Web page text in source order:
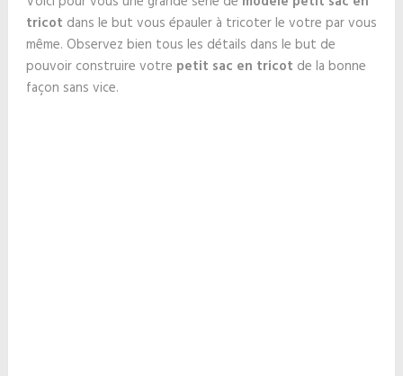
tricot dans le but vous épauler à tricoter le votre par vous
même. Observez bien tous les détails dans le but de
pouvoir construire votre petit sac en tricot de la bonne
façon sans vice.